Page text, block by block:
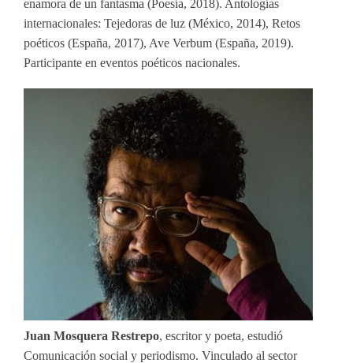
enamora de un fantasma (Poesía, 2018). Antologías
internacionales: Tejedoras de luz (México, 2014), Retos
poéticos (España, 2017), Ave Verbum (España, 2019).
Participante en eventos poéticos nacionales.
Juan Mosquera Restrepo, escritor y poeta, estudió
Comunicación social y periodismo. Vinculado al sector